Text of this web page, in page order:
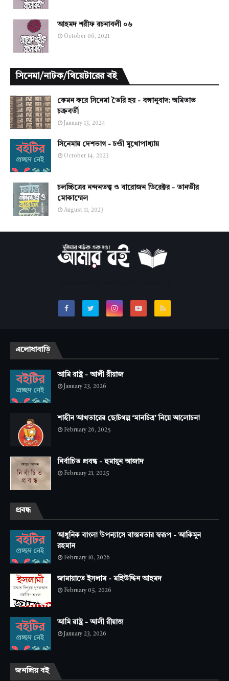
আহমদ শরীফ রচনাবলী ০৬
October 06, 2021
সিনেমা/নাটক/থিয়েটারের বই
কেমন করে সিনেমা তৈরি হয় - বঙ্গানুবাদ: অমিতাভ
চক্রবর্তী
January 13, 2024
সিনেমায় দেশভাগ - চণ্ডী মুখোপাধ্যায়
October 14, 2023
চলচ্চিত্রের নন্দনতত্ত্ব ও বারোজন ডিরেক্টর - তানভীর
মোকাম্মেল
August 11, 2023
এলোধাবাড়ি
আমি রাষ্ট্র - আলী রীয়াজ
January 23, 2026
শাহীন আখতারের ছোটগল্প ‘মানচিত্র’ নিয়ে আলোচনা
February 26, 2025
নির্বাচিত প্রবন্ধ - হুমায়ুন আজাদ
February 21, 2025
প্রবন্ধ
আধুনিক বাংলা উপন্যাসে বাস্তবতার স্বরূপ - আকিমুন
রহমান
February 10, 2026
জামায়াতে ইসলাম - মহিউদ্দিন আহমদ
February 05, 2026
আমি রাষ্ট্র - আলী রীয়াজ
January 23, 2026
জনপ্রিয় বই